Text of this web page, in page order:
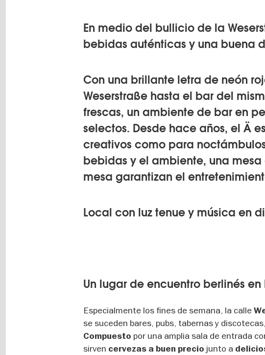
En medio del bullicio de la
bebidas auténticas y una buena
Con una brillante letra de neón
Weserstraße hasta el bar del
frescas, un ambiente de bar en
selectos. Desde hace años, el Ä
creativos como para
bebidas y el ambiente, una
mesa garantizan el
Local con luz tenue y música en
Un lugar de encuentro berlinés en
Especialmente los fines de semana, la calle
se suceden bares, pubs, tabernas y
Compuesto por una amplia sala de entrada
sirven cervezas a buen precio junto a